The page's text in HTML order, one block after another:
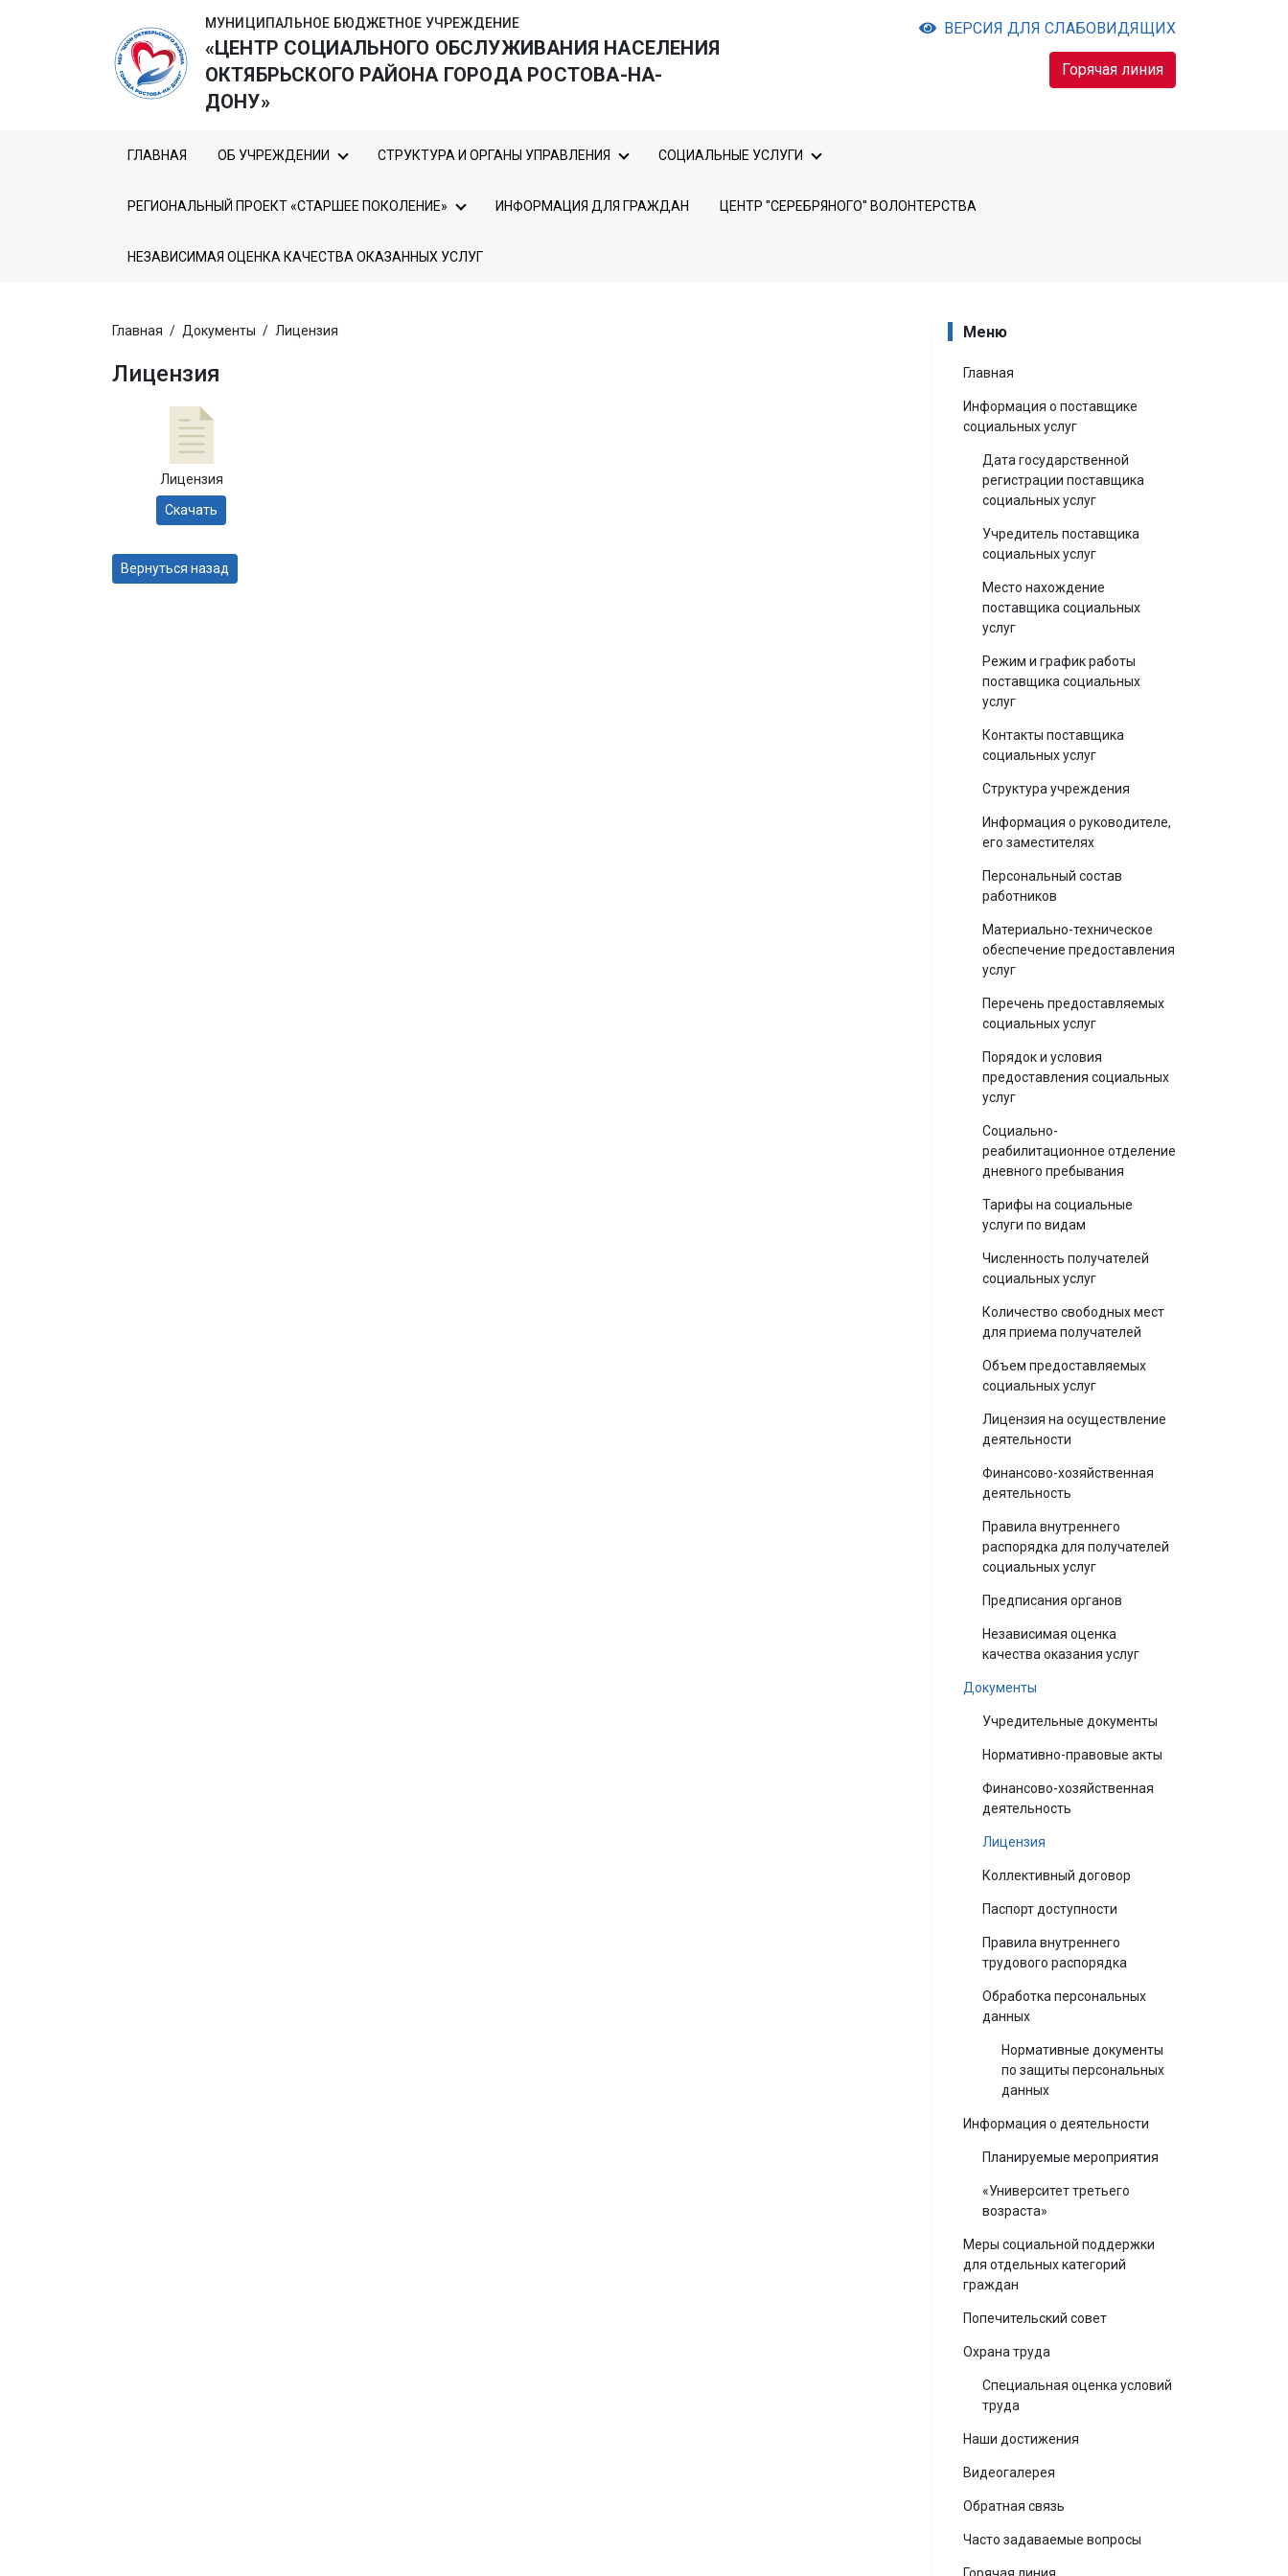
МУНИЦИПАЛЬНОЕ БЮДЖЕТНОЕ УЧРЕЖДЕНИЕ
«ЦЕНТР СОЦИАЛЬНОГО ОБСЛУЖИВАНИЯ НАСЕЛЕНИЯ
ОКТЯБРЬСКОГО РАЙОНА ГОРОДА РОСТОВА-НА-
ДОНУ»
ВЕРСИЯ ДЛЯ СЛАБОВИДЯЩИХ
Горячая линия
ГЛАВНАЯ ОБ УЧРЕЖДЕНИИ СТРУКТУРА И ОРГАНЫ УПРАВЛЕНИЯ СОЦИАЛЬНЫЕ УСЛУГИ
РЕГИОНАЛЬНЫЙ ПРОЕКТ «СТАРШЕЕ ПОКОЛЕНИЕ» ИНФОРМАЦИЯ ДЛЯ ГРАЖДАН ЦЕНТР "СЕРЕБРЯНОГО" ВОЛОНТЕРСТВА
НЕЗАВИСИМАЯ ОЦЕНКА КАЧЕСТВА ОКАЗАННЫХ УСЛУГ
Главная / Документы / Лицензия
Лицензия
Лицензия
Скачать
Вернуться назад
Меню
Главная
Информация о поставщике
социальных услуг
Дата государственной
регистрации поставщика
социальных услуг
Учредитель поставщика
социальных услуг
Место нахождение
поставщика социальных
услуг
Режим и график работы
поставщика социальных
услуг
Контакты поставщика
социальных услуг
Структура учреждения
Информация о руководителе,
его заместителях
Персональный состав
работников
Материально-техническое
обеспечение предоставления
услуг
Перечень предоставляемых
социальных услуг
Порядок и условия
предоставления социальных
услуг
Социально-
реабилитационное отделение
дневного пребывания
Тарифы на социальные
услуги по видам
Численность получателей
социальных услуг
Количество свободных мест
для приема получателей
Объем предоставляемых
социальных услуг
Лицензия на осуществление
деятельности
Финансово-хозяйственная
деятельность
Правила внутреннего
распорядка для получателей
социальных услуг
Предписания органов
Независимая оценка
качества оказания услуг
Документы
Учредительные документы
Нормативно-правовые акты
Финансово-хозяйственная
деятельность
Лицензия
Коллективный договор
Паспорт доступности
Правила внутреннего
трудового распорядка
Обработка персональных
данных
Нормативные документы
по защиты персональных
данных
Информация о деятельности
Планируемые мероприятия
«Университет третьего
возраста»
Меры социальной поддержки
для отдельных категорий
граждан
Попечительский совет
Охрана труда
Специальная оценка условий
труда
Наши достижения
Видеогалерея
Обратная связь
Часто задаваемые вопросы